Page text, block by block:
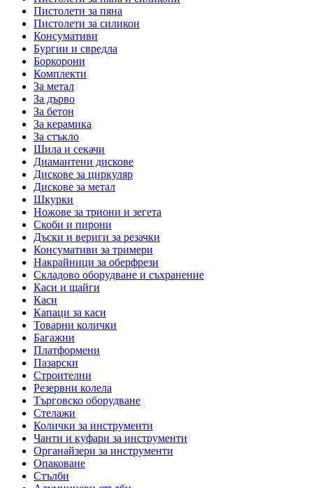
Пистолети за пяна
Пистолети за силикон
Консумативи
Бургии и свредла
Боркорони
Комплекти
За метал
За дърво
За бетон
За керамика
За стъкло
Шила и секачи
Диамантени дискове
Дискове за циркуляр
Дискове за метал
Шкурки
Ножове за триони и зегета
Скоби и пирони
Дъски и вериги за резачки
Консумативи за тримери
Накрайници за оберфрези
Складово оборудване и съхранение
Каси и щайги
Каси
Капаци за каси
Товарни колички
Багажни
Платформени
Пазарски
Строителни
Резервни колела
Търговско оборудване
Стелажи
Колички за инструменти
Чанти и куфари за инструменти
Органайзери за инструменти
Опаковане
Стълби